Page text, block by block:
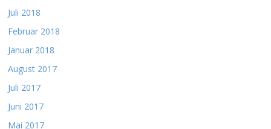
Juli 2018
Februar 2018
Januar 2018
August 2017
Juli 2017
Juni 2017
Mai 2017